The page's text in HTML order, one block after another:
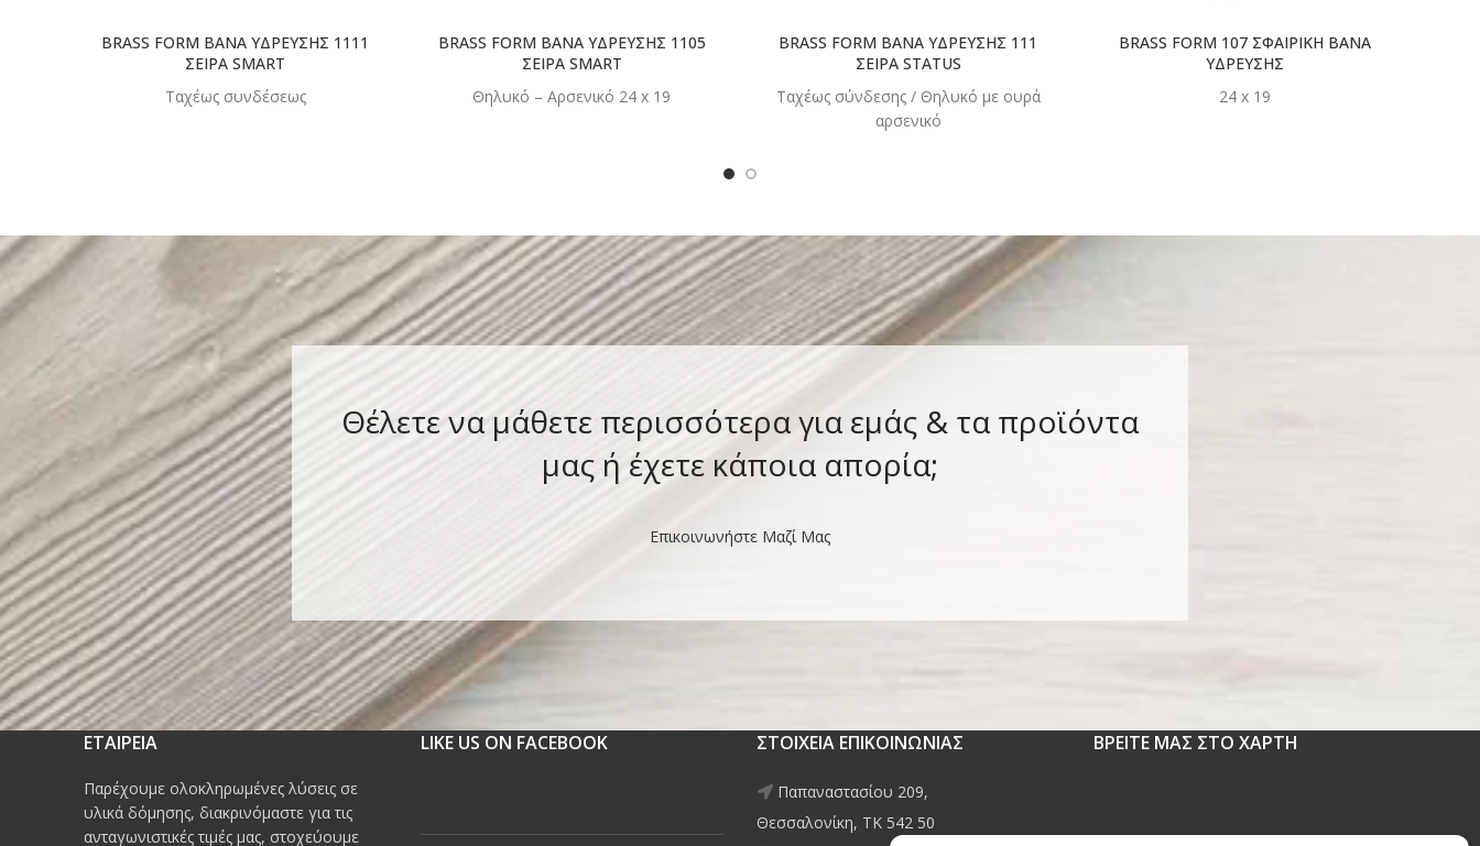
BRASS FORM ΒΑΝΑ ΥΔΡΕΥΣΗΣ 1111
ΣΕΙΡΑ SMART
Ταχέως συνδέσεως
BRASS FORM ΒΑΝΑ ΥΔΡΕΥΣΗΣ 1105
ΣΕΙΡΑ SMART
Θηλυκό – Αρσενικό 24 x 19
BRASS FORM ΒΑΝΑ ΥΔΡΕΥΣΗΣ 111
ΣΕΙΡΑ STATUS
Ταχέως σύνδεσης / Θηλυκό με ουρά
αρσενικό
BRASS FORM 107 ΣΦΑΙΡΙΚΗ ΒΑΝΑ
ΥΔΡΕΥΣΗΣ
24 x 19
Θέλετε να μάθετε περισσότερα για εμάς & τα προϊόντα
μας ή έχετε κάποια απορία;
Επικοινωνήστε Μαζί Μας
ΕΤΑΙΡΕΙΑ
Παρέχουμε ολοκληρωμένες λύσεις σε
υλικά δόμησης, διακρινόμαστε για τις
ανταγωνιστικές τιμές μας, στοχεύουμε
LIKE US ON FACEBOOK ΣΤΟΙΧΕΙΑ ΕΠΙΚΟΙΝΩΝΙΑΣ
Παπαναστασίου 209,
Θεσσαλονίκη, ΤΚ 542 50
ΒΡΕΙΤΕ ΜΑΣ ΣΤΟ ΧΑΡΤΗ